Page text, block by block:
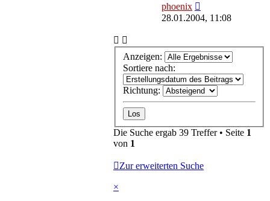
phoenix
28.01.2004, 11:08
Anzeigen:
Sortiere nach:
Richtung:
Die Suche ergab 39 Treffer • Seite 1
von 1
Zur erweiterten Suche
×